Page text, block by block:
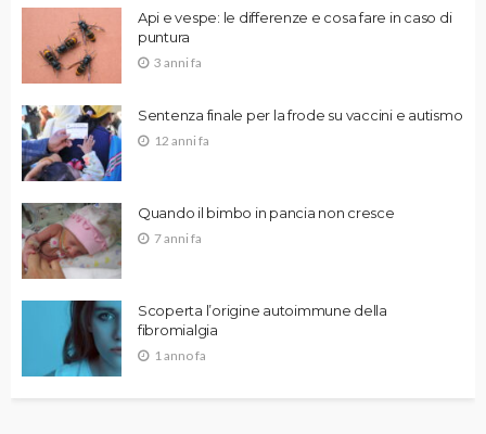
Api e vespe: le differenze e cosa fare in caso di
puntura
3 anni fa
Sentenza finale per la frode su vaccini e autismo
12 anni fa
Quando il bimbo in pancia non cresce
7 anni fa
Scoperta l’origine autoimmune della
fibromialgia
1 anno fa